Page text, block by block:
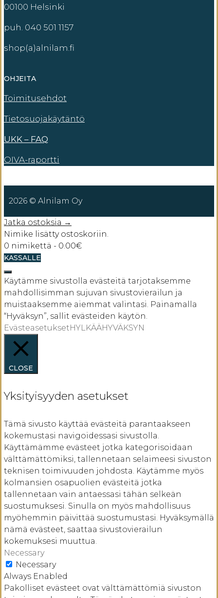
00100 Helsinki
puh. 040 501 1157
shop(a)alnilam.fi
OHJEITA
Toimitusehdot
Tietosuojakäytäntö
UKK – FAQ
OIVA-raportti
2026 © Alnilam Oy
Jatka ostoksia →
Nimike lisätty ostoskoriin.
0 nimikettä - 0.00€
KASSALLE
SULJE
Käytämme sivustolla evästeitä tarjotaksemme
mahdollisimman sujuvan sivustovierailun ja
muistaaksemme aiemmat valintasi. Painamalla
“Hyväksyn”, sallit evästeiden käytön.
EvästeasetuksetHYLKÄÄHYVÄKSYN
CLOSE
Yksityisyyden asetukset
Tämä sivusto käyttää evästeitä parantaakseen
kokemustasi navigoidessasi sivustolla.
Käyttämämme evästeet jotka kategorisoidaan
välttämättömiksi, tallennetaan selaimeesi sivuston
teknisen toimivuuden johdosta. Käytämme myös
kolmansien osapuolien evästeitä jotka
tallennetaan vain antaessasi tähän selkeän
suostumuksesi. Sinulla on myös mahdollisuus
myöhemmin päivittää suostumustasi. Hyväksymällä
nämä evästeet, saattaa sivustovierailun
kokemuksesi muuttua.
Necessary
Necessary
Always Enabled
Pakolliset evästeet ovat välttämättömiä sivuston